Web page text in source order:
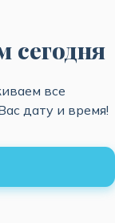
сегодня
все
дату и время!